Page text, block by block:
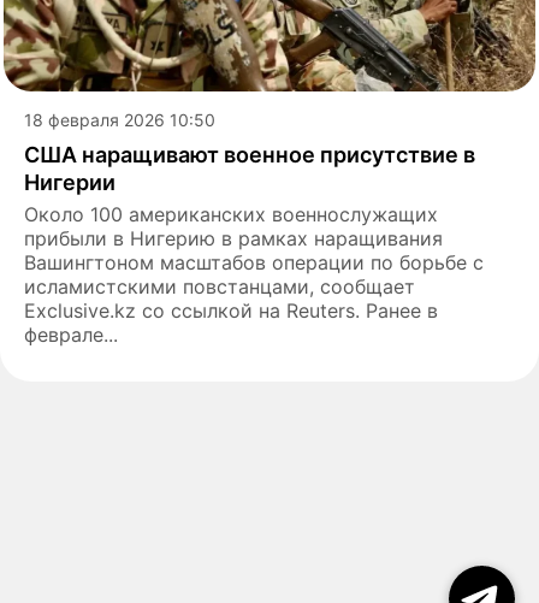
18 февраля 2026 10:50
США наращивают военное присутствие в
Нигерии
Около 100 американских военнослужащих
прибыли в Нигерию в рамках наращивания
Вашингтоном масштабов операции по борьбе с
исламистскими повстанцами, сообщает
Exclusive.kz со ссылкой на Reuters. Ранее в
феврале...